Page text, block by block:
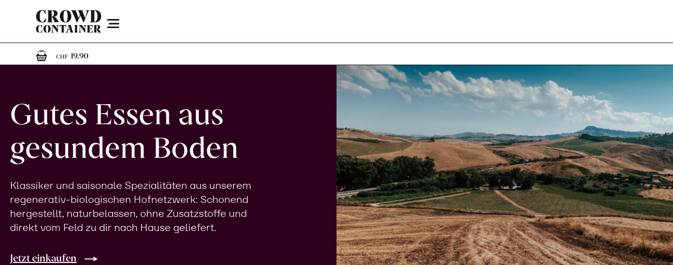
Menu
CHF 19.901 Artikel im Warenkorb
Gutes Essen aus
gesundem Boden
Klassiker und saisonale Spezialitäten aus unserem
regenerativ-biologischen Hofnetzwerk: Schonend
hergestellt, naturbelassen, ohne Zusatzstoffe und
direkt vom Feld zu dir nach Hause geliefert.
Jetzt einkaufen